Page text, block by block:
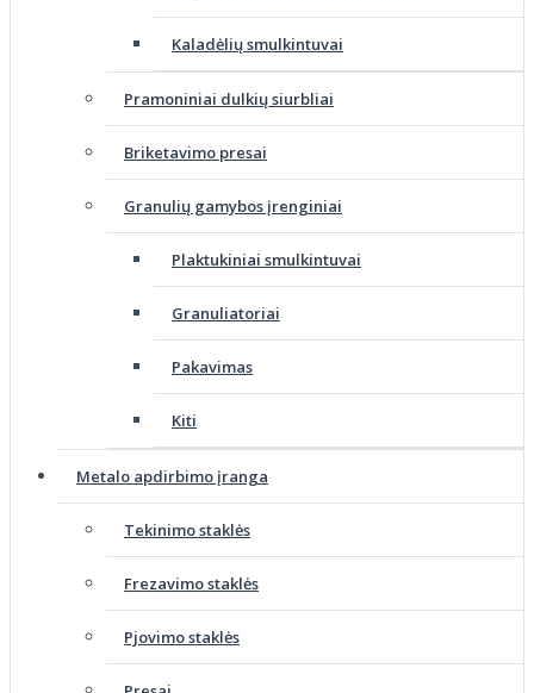
Kaladėlių smulkintuvai
Pramoniniai dulkių siurbliai
Briketavimo presai
Granulių gamybos įrenginiai
Plaktukiniai smulkintuvai
Granuliatoriai
Pakavimas
Kiti
Metalo apdirbimo įranga
Tekinimo staklės
Frezavimo staklės
Pjovimo staklės